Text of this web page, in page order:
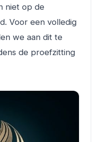
niet op de
Voor een volledig
we aan dit te
de proefzitting